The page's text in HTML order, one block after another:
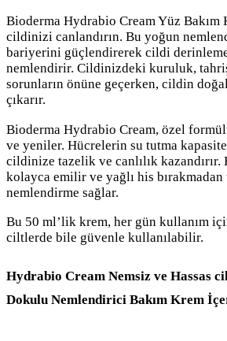
Bioderma Hydrabio Cream Yüz Bakım
cildinizi canlandırın. Bu yoğun
bariyerini güçlendirerek cildi
nemlendirir. Cildinizdeki kuruluk,
sorunların önüne geçerken, cildin
çıkarır.
Bioderma Hydrabio Cream, özel
ve yeniler. Hücrelerin su tutma
cildinize tazelik ve canlılık
kolayca emilir ve yağlı his bırakmadan
nemlendirme sağlar.
Bu 50 ml’lik krem, her gün kullanım
ciltlerde bile güvenle kullanılabilir.
Hydrabio Cream Nemsiz ve Hassas
Dokulu Nemlendirici Bakım Krem